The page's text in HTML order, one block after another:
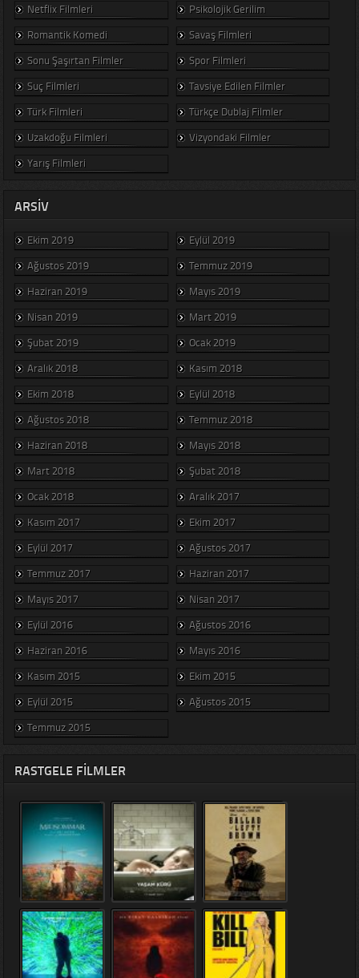
Netflix Filmleri
Psikolojik Gerilim
Romantik Komedi
Savaş Filmleri
Sonu Şaşırtan Filmler
Spor Filmleri
Suç Filmleri
Tavsiye Edilen Filmler
Türk Filmleri
Türkçe Dublaj Filmler
Uzakdoğu Filmleri
Vizyondaki Filmler
Yarış Filmleri
ARSIV
Ekim 2019
Eylül 2019
Ağustos 2019
Temmuz 2019
Haziran 2019
Mayıs 2019
Nisan 2019
Mart 2019
Şubat 2019
Ocak 2019
Aralık 2018
Kasım 2018
Ekim 2018
Eylül 2018
Ağustos 2018
Temmuz 2018
Haziran 2018
Mayıs 2018
Mart 2018
Şubat 2018
Ocak 2018
Aralık 2017
Kasım 2017
Ekim 2017
Eylül 2017
Ağustos 2017
Temmuz 2017
Haziran 2017
Mayıs 2017
Nisan 2017
Eylül 2016
Ağustos 2016
Haziran 2016
Mayıs 2016
Kasım 2015
Ekim 2015
Eylül 2015
Ağustos 2015
Temmuz 2015
RASTGELE FILMLER